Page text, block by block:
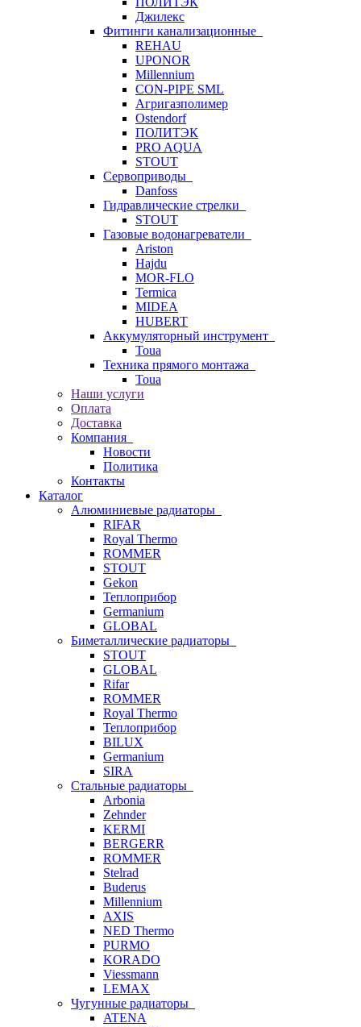
Джилекс
Фитинги канализационные
REHAU
UPONOR
Millennium
CON-PIPE SML
Агригазполимер
Ostendorf
ПОЛИТЭК
PRO AQUA
STOUT
Сервоприводы
Danfoss
Гидравлические стрелки
STOUT
Газовые водонагреватели
Ariston
Hajdu
MOR-FLO
Termica
MIDEA
HUBERT
Аккумуляторный инструмент
Toua
Техника прямого монтажа
Toua
Наши услуги
Оплата
Доставка
Компания
Новости
Политика
Контакты
Каталог
Алюминиевые радиаторы
RIFAR
Royal Thermo
ROMMER
STOUT
Gekon
Теплоприбор
Germanium
GLOBAL
Биметаллические радиаторы
STOUT
GLOBAL
Rifar
ROMMER
Royal Thermo
Теплоприбор
BILUX
Germanium
SIRA
Стальные радиаторы
Arbonia
Zehnder
KERMI
BERGERR
ROMMER
Stelrad
Buderus
Millennium
AXIS
NED Thermo
PURMO
KORADO
Viessmann
LEMAX
Чугунные радиаторы
ATENA